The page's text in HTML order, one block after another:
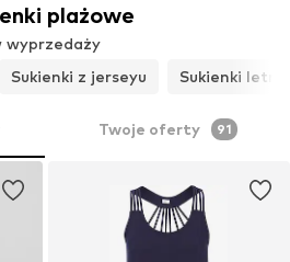
plażowe
wyprzedaży
Sukienki z jerseyu Sukienki
Twoje oferty 91